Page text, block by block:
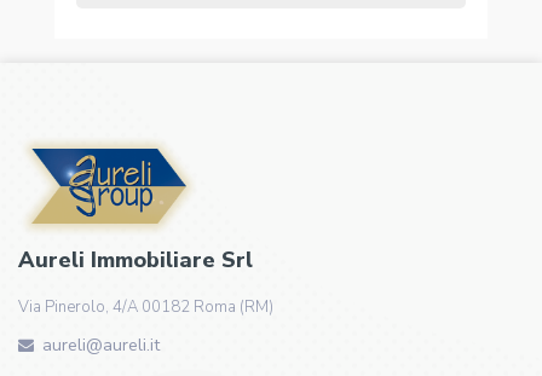
Aureli Immobiliare Srl
Via Pinerolo, 4/A 00182 Roma (RM)
aureli@aureli.it